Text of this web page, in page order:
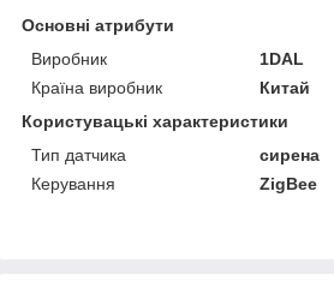
Основні атрибути
Виробник
1DAL
Країна виробник
Китай
Користувацькі характеристики
Тип датчика
сирена
Керування
ZigBee